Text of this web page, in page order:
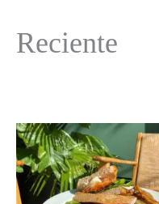
Reciente